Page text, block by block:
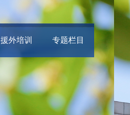
援外培训 专题栏目